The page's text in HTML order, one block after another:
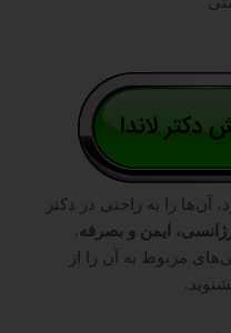
آن‌ها را به راحتی در دکتر
ایمن و بصرفه،
مربوط به آن را از